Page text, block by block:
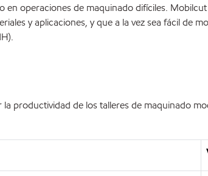
en operaciones de maquinado difíciles.
y aplicaciones, y que a la vez sea fácil de
productividad de los talleres de maquinado